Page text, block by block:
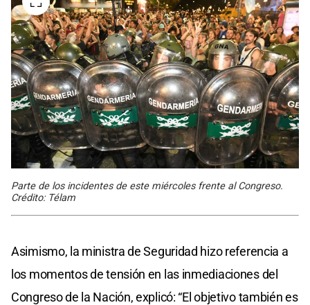
Parte de los incidentes de este miércoles frente al Congreso.
Crédito: Télam
Asimismo, la ministra de Seguridad hizo referencia a
los momentos de tensión en las inmediaciones del
Congreso de la Nación, explicó: “El objetivo también es